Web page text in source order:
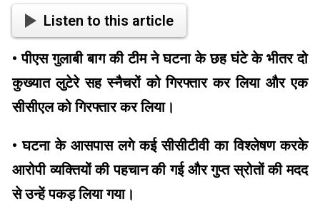
Listen to this article
• पीएस गुलाबी बाग की टीम ने घटना के छह घंटे के भीतर दो
कुख्यात लुटेरे सह स्नैचरों को गिरफ्तार कर लिया और एक
सीसीएल को गिरफ्तार कर लिया।
• घटना के आसपास लगे कई सीसीटीवी का विश्लेषण करके
आरोपी व्यक्तियों की पहचान की गई और गुप्त स्रोतों की मदद
से उन्हें पकड़ लिया गया।